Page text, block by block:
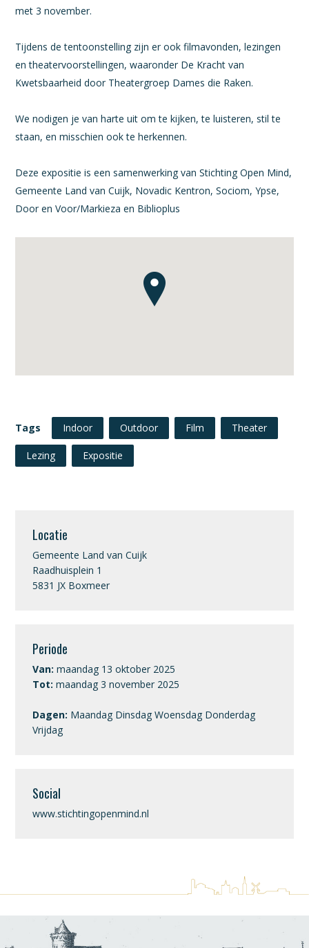
met 3 november.
Tijdens de tentoonstelling zijn er ook filmavonden, lezingen
en theatervoorstellingen, waaronder De Kracht van
Kwetsbaarheid door Theatergroep Dames die Raken.
We nodigen je van harte uit om te kijken, te luisteren, stil te
staan, en misschien ook te herkennen.
Deze expositie is een samenwerking van Stichting Open Mind,
Gemeente Land van Cuijk, Novadic Kentron, Sociom, Ypse,
Door en Voor/Markieza en Biblioplus
Tags Indoor Outdoor Film Theater
Lezing Expositie
Locatie
Gemeente Land van Cuijk
Raadhuisplein 1
5831 JX Boxmeer
Periode
Van: maandag 13 oktober 2025
Tot: maandag 3 november 2025
Dagen: Maandag Dinsdag Woensdag Donderdag
Vrijdag
Social
www.stichtingopenmind.nl